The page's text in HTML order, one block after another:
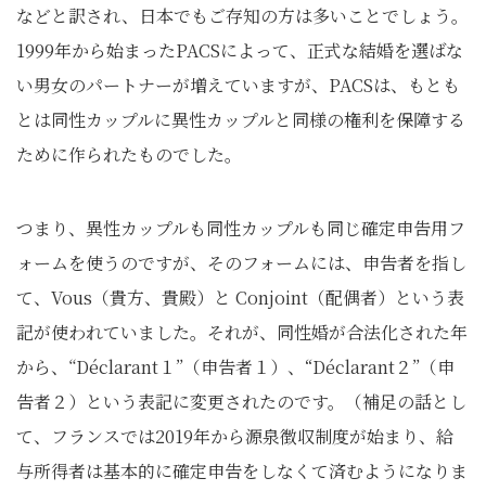
などと訳され、日本でもご存知の方は多いことでしょう。
1999年から始まったPACSによって、正式な結婚を選ばな
い男女のパートナーが増えていますが、PACSは、もとも
とは同性カップルに異性カップルと同様の権利を保障する
ために作られたものでした。
つまり、異性カップルも同性カップルも同じ確定申告用フ
ォームを使うのですが、そのフォームには、申告者を指し
て、Vous（貴方、貴殿）と Conjoint（配偶者）という表
記が使われていました。それが、同性婚が合法化された年
から、“Déclarant１”（申告者１）、“Déclarant２”（申
告者２）という表記に変更されたのです。（補足の話とし
て、フランスでは2019年から源泉徴収制度が始まり、給
与所得者は基本的に確定申告をしなくて済むようになりま